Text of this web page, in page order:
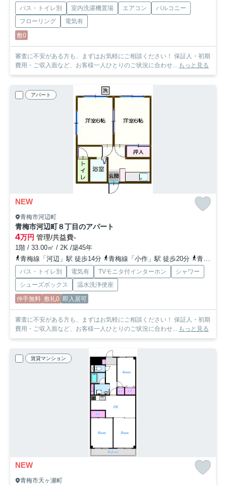
バス・トイレ別 室内洗濯機置場 エアコン
バルコニー
フローリング
電気有
敷0
審査に不安がある方も、まずはお気軽にご相談ください！ 保証人・初期
費用・ご収入面など、お客様一人ひとりのご状況に合わせ... もっと見る
アパート
NEW
青梅市河辺町
青梅市河辺町８丁目のアパート
4万円 管理/共益費-
1階 / 33.00㎡ / 2K /築45年
青梅線「河辺」駅 徒歩14分
青梅線「小作」駅 徒歩20分 青梅線「東青梅」駅 徒歩26分
バス・トイレ別 電気有 TVモニタ付インターホン
シャワー
シューズボックス
温水洗浄便座
仲手無料 敷礼0 即入居可
審査に不安がある方も、まずはお気軽にご相談ください！ 保証人・初期
費用・ご収入面など、お客様一人ひとりのご状況に合わせ... もっと見る
賃貸マンション
NEW
青梅市天ヶ瀬町